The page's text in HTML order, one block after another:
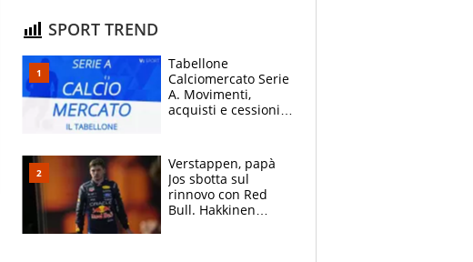
SPORT TREND
Tabellone
Calciomercato Serie
A. Movimenti,
acquisti e cessioni:
Verstappen, papà
Jos sbotta sul
rinnovo con Red
Bull. Hakkinen